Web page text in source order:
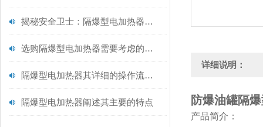
揭秘安全卫士：隔爆型电加热器内部构造大解析！
选购隔爆型电加热器需要考虑的因素
隔爆型电加热器其详细的操作流程如下
隔爆型电加热器阐述其主要的特点
详细说明：
防爆油罐隔
产品简介：